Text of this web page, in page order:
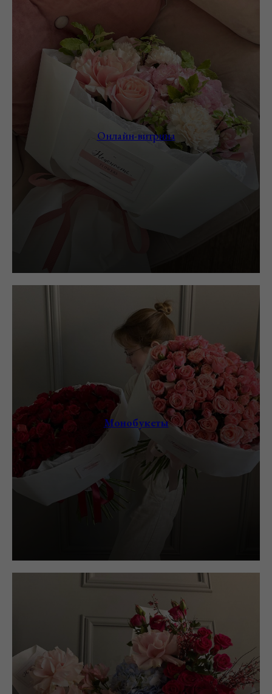
Онлайн-витрина
Монобукеты